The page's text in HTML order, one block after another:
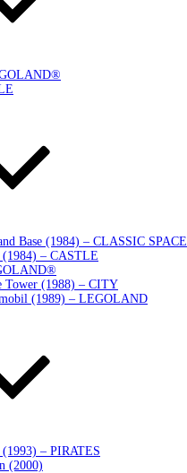
Base (1984) – CLASSIC SPACE
(1984) – CASTLE
Tower (1988) – CITY
(1989) – LEGOLAND
(1993) – PIRATES
(2000)